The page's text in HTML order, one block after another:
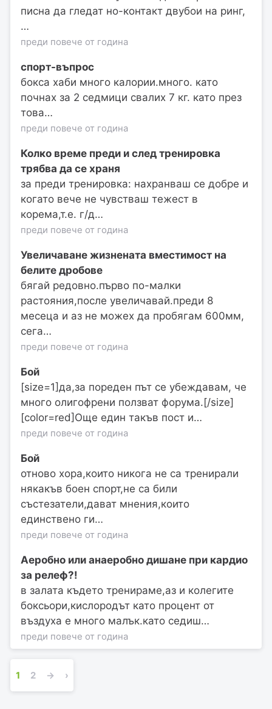
писна да гледат но-контакт двубои на ринг,
…
преди повече от година
спорт-въпрос
бокса хаби много калории.много. като
почнах за 2 седмици свалих 7 кг. като през
това…
преди повече от година
Колко време преди и след тренировка
трябва да се храня
за преди тренировка: нахранваш се добре и
когато вече не чувстваш тежест в
корема,т.е. г/д…
преди повече от година
Увеличаване жизнената вместимост на
белите дробове
бягай редовно.първо по-малки
растояния,после увеличавай.преди 8
месеца и аз не можех да пробягам 600мм,
сега…
преди повече от година
Бой
[size=1]да,за пореден път се убеждавам, че
много олигофрени ползват форума.[/size]
[color=red]Още един такъв пост и…
преди повече от година
Бой
отново хора,които никога не са тренирали
някакъв боен спорт,не са били
състезатели,дават мнения,които
единствено ги…
преди повече от година
Аеробно или анаеробно дишане при кардио
за релеф?!
в залата където тренираме,аз и колегите
боксьори,кислородът като процент от
въздуха е много малък.като седиш…
преди повече от година
1 2 → ›